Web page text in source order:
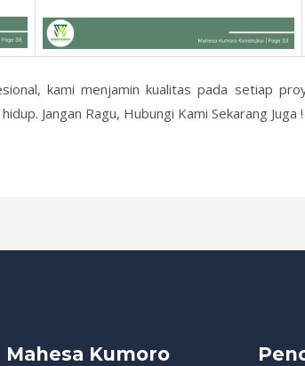
kami menjamin kualitas pada setiap
Jangan Ragu, Hubungi Kami Sekarang Juga !
Mahesa Kumoro